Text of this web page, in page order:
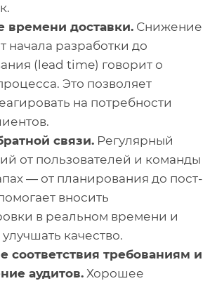
времени доставки. Снижение
начала разработки до
(lead time) говорит о
Это позволяет
на потребности
связи. Регулярный
от пользователей и команды
— от планирования до пост-
вносить
в реальном времени и
качество.
соответствия требованиям и
аудитов. Хорошее